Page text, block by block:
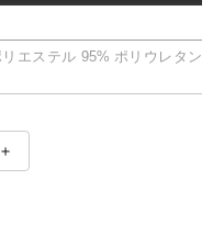
エステル 95% ポリウレタン